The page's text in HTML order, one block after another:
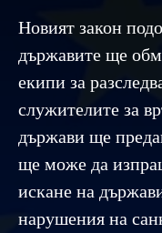
Новият закон
държавите ще
екипи за
служителите за
държави ще
ще може да
искане на
нарушения на